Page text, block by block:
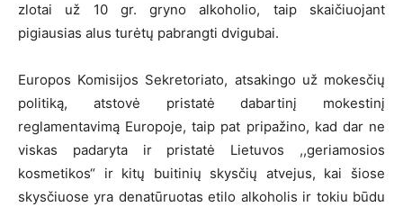
zlotai už 10 gr. gryno alkoholio, taip skaičiuojant
pigiausias alus turėtų pabrangti dvigubai.
Europos Komisijos Sekretoriato, atsakingo už mokesčių
politiką, atstovė pristatė dabartinį mokestinį
reglamentavimą Europoje, taip pat pripažino, kad dar ne
viskas padaryta ir pristatė Lietuvos ,,geriamosios
kosmetikos“ ir kitų buitinių skysčių atvejus, kai šiose
skysčiuose yra denatūruotas etilo alkoholis ir tokiu būdu